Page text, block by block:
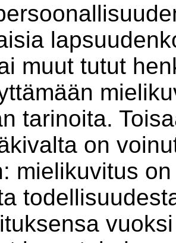
muut tutut
tarinoita.
on
mielikuvitus